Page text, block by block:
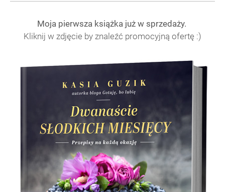
Moja pierwsza książka już w sprzedaży.
Kliknij w zdjęcie by znaleźć promocyjną ofertę :)